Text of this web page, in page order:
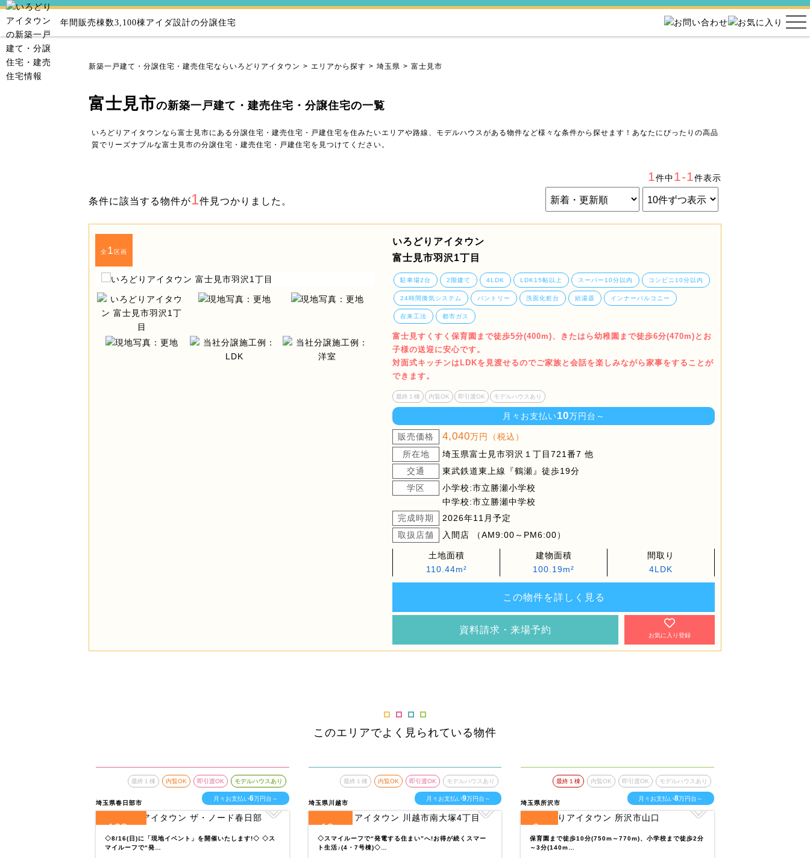
年間販売棟数3,100棟アイダ設計の分譲住宅
新築一戸建て・分譲住宅・建売住宅ならいろどりアイタウン エリアから探す 埼玉県 富士見市
富士見市の新築一戸建て・建売住宅・分譲住宅の一覧
いろどりアイタウンなら富士見市にある分譲住宅・建売住宅・戸建住宅を住みたいエリアや路線、モデルハウスがある物件など様々な条件から探せます！あなたにぴったりの高品
質でリーズナブルな富士見市の分譲住宅・建売住宅・戸建住宅を見つけてください。
条件に該当する物件が1件見つかりました。
1件中1-1件表示
全1区画
いろどりアイタウン
富士見市羽沢1丁目
駐車場2台 2階建て 4LDK LDK15帖以上 スーパー10分以内 コンビニ10分以内
24時間換気システム パントリー 洗面化粧台 給湯器 インナーバルコニー
在来工法 都市ガス
富士見すくすく保育園まで徒歩5分(400m)、きたはら幼稚園まで徒歩6分(470m)とお
子様の送迎に安心です。
対面式キッチンはLDKを見渡せるのでご家族と会話を楽しみながら家事をすることが
できます。
最終１棟 内覧OK 即引渡OK モデルハウスあり
月々お支払い10万円台～
販売価格 4,040万円（税込）
所在地
埼玉県富士見市羽沢１丁目721番7 他
交通
東武鉄道東上線『鶴瀬』徒歩19分
学区
小学校:市立勝瀬小学校
中学校:市立勝瀬中学校
完成時期
2026年11月予定
取扱店舗
入間店 （AM9:00～PM6:00）
土地面積
110.44m²
建物面積
100.19m²
間取り
4LDK
この物件を詳しく見る
資料請求・来場予約
お気に入り登録
このエリアでよく見られている物件
埼玉県春日部市
最終１棟 内覧OK 即引渡OK モデルハウスあり
月々お支払い6万円台～
128
◇8/16(日)に「現地イベント」を開催いたします!◇ ◇ス
マイルーフで“発…
埼玉県川越市
最終１棟 内覧OK 即引渡OK モデルハウスあり
月々お支払い9万円台～
18
◇スマイルーフで“発電する住まい”へ!お得が続くスマー
ト生活♪(4・7号棟)◇…
埼玉県所沢市
最終１棟 内覧OK 即引渡OK モデルハウスあり
月々お支払い8万円台～
3
保育園まで徒歩10分(750m～770m)、小学校まで徒歩2分
～3分(140m…